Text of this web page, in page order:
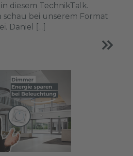
diesem TechnikTalk.
schau bei unserem Format
Daniel […]